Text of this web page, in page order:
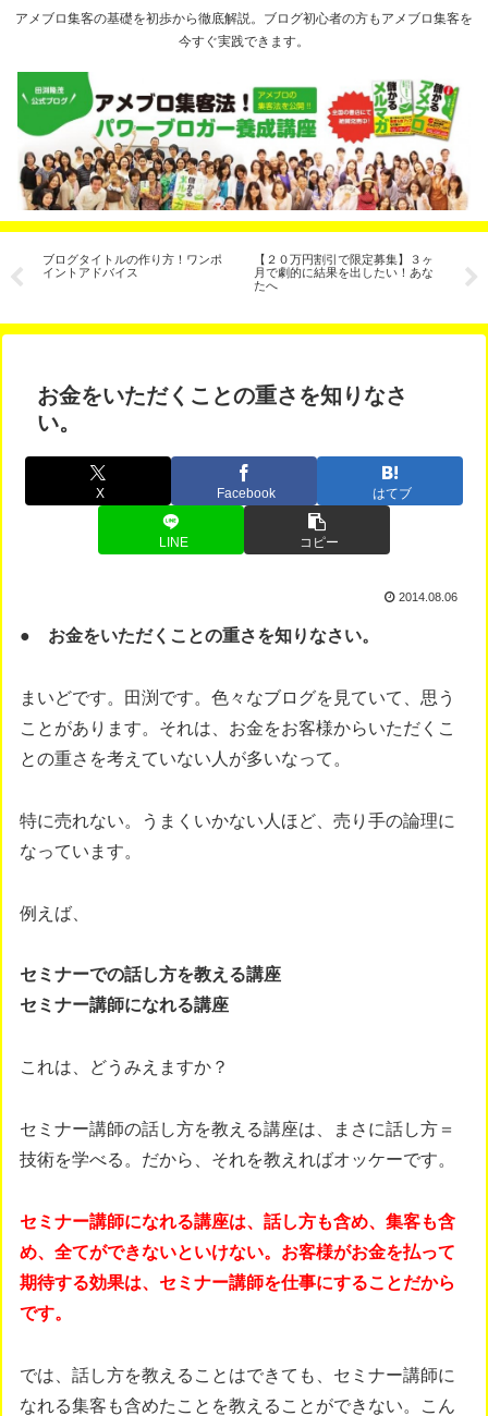
アメブロ集客の基礎を初歩から徹底解説。ブログ初心者の方もアメブロ集客を
今すぐ実践できます。
ブログタイトルの作り方！ワンポ
イントアドバイス
【２０万円割引で限定募集】３ヶ
月で劇的に結果を出したい！あな
たへ
解
年
お金をいただくことの重さを知りなさ
い。
X Facebook はてブ
LINE コピー
2014.08.06
● お金をいただくことの重さを知りなさい。
まいどです。田渕です。色々なブログを見ていて、思う
ことがあります。それは、お金をお客様からいただくこ
との重さを考えていない人が多いなって。
特に売れない。うまくいかない人ほど、売り手の論理に
なっています。
例えば、
セミナーでの話し方を教える講座
セミナー講師になれる講座
これは、どうみえますか？
セミナー講師の話し方を教える講座は、まさに話し方＝
技術を学べる。だから、それを教えればオッケーです。
セミナー講師になれる講座は、話し方も含め、集客も含
め、全てができないといけない。お客様がお金を払って
期待する効果は、セミナー講師を仕事にすることだから
です。
では、話し方を教えることはできても、セミナー講師に
なれる集客も含めたことを教えることができない。こん